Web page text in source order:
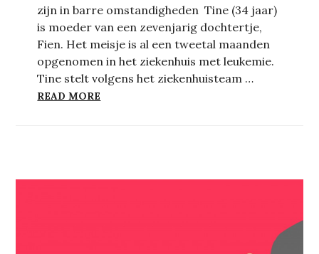
zijn in barre omstandigheden Tine (34 jaar)
is moeder van een zevenjarig dochtertje,
Fien. Het meisje is al een tweetal maanden
opgenomen in het ziekenhuis met leukemie.
Tine stelt volgens het ziekenhuisteam …
READ MORE